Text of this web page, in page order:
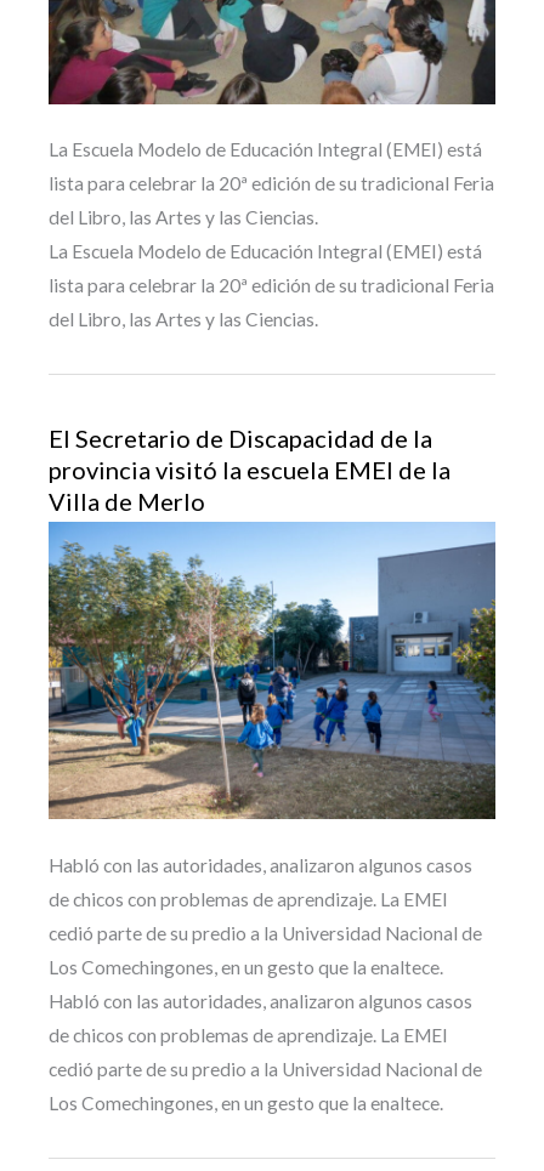
La Escuela Modelo de Educación Integral (EMEI) está
lista para celebrar la 20ª edición de su tradicional Feria
del Libro, las Artes y las Ciencias.
La Escuela Modelo de Educación Integral (EMEI) está
lista para celebrar la 20ª edición de su tradicional Feria
del Libro, las Artes y las Ciencias.
El Secretario de Discapacidad de la
provincia visitó la escuela EMEI de la
Villa de Merlo
Habló con las autoridades, analizaron algunos casos
de chicos con problemas de aprendizaje. La EMEI
cedió parte de su predio a la Universidad Nacional de
Los Comechingones, en un gesto que la enaltece.
Habló con las autoridades, analizaron algunos casos
de chicos con problemas de aprendizaje. La EMEI
cedió parte de su predio a la Universidad Nacional de
Los Comechingones, en un gesto que la enaltece.